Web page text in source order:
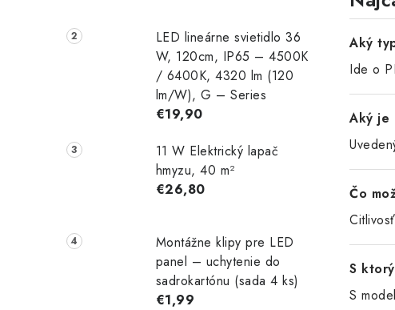
LED lineárne svietidlo 36
W, 120cm, IP65 – 4500K
/ 6400K, 4320 lm (120
lm/W), G – Series
€19,90
11 W Elektrický lapač
hmyzu, 40 m²
€26,80
Montážne klipy pre LED
panel – uchytenie do
sadrokartónu (sada 4 ks)
€1,99
Aký
Ide o
Aký je
Čo
S
S